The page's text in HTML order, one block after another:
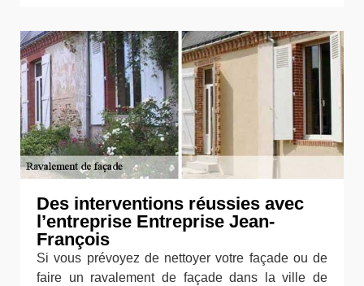
Des interventions réussies avec
l’entreprise Entreprise Jean-
François
Si vous prévoyez de nettoyer votre façade ou de
faire un ravalement de façade dans la ville de